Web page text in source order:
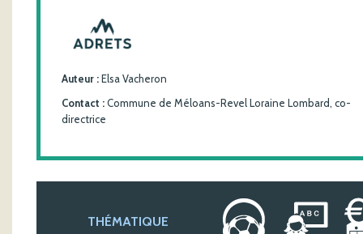
Auteur :Elsa Vacheron
Contact :Commune de Méloans-Revel Loraine Lombard, co-
directrice
THÉMATIQUE